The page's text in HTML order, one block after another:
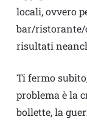
locali, ovvero
bar/ristorante/
risultati
Ti fermo
problema è la
bollette, la